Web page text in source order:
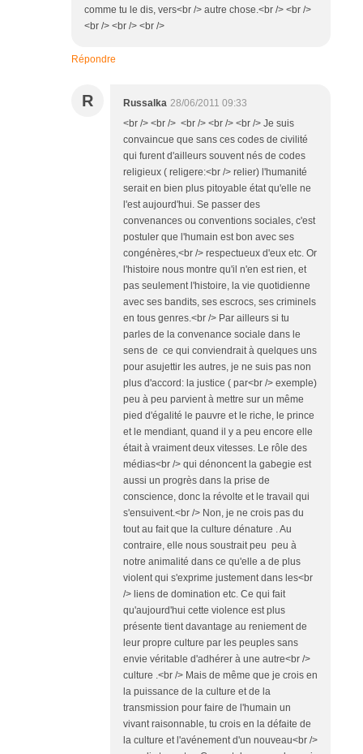
comme tu le dis, vers<br /> autre chose.<br /> <br />
<br /> <br /> <br />
Répondre
R Russalka 28/06/2011 09:33
<br /> <br /> <br /> <br /> <br /> Je suis
convaincue que sans ces codes de civilité
qui furent d'ailleurs souvent nés de codes
religieux ( religere:<br /> relier) l'humanité
serait en bien plus pitoyable état qu'elle ne
l'est aujourd'hui. Se passer des
convenances ou conventions sociales, c'est
postuler que l'humain est bon avec ses
congénères,<br /> respectueux d'eux etc. Or
l'histoire nous montre qu'il n'en est rien, et
pas seulement l'histoire, la vie quotidienne
avec ses bandits, ses escrocs, ses criminels
en tous genres.<br /> Par ailleurs si tu
parles de la convenance sociale dans le
sens de ce qui conviendrait à quelques uns
pour asujettir les autres, je ne suis pas non
plus d'accord: la justice ( par<br /> exemple)
peu à peu parvient à mettre sur un même
pied d'égalité le pauvre et le riche, le prince
et le mendiant, quand il y a peu encore elle
était à vraiment deux vitesses. Le rôle des
médias<br /> qui dénoncent la gabegie est
aussi un progrès dans la prise de
conscience, donc la révolte et le travail qui
s'ensuivent.<br /> Non, je ne crois pas du
tout au fait que la culture dénature . Au
contraire, elle nous soustrait peu peu à
notre animalité dans ce qu'elle a de plus
violent qui s'exprime justement dans les<br
/> liens de domination etc. Ce qui fait
qu'aujourd'hui cette violence est plus
présente tient davantage au reniement de
leur propre culture par les peuples sans
envie véritable d'adhérer à une autre<br />
culture .<br /> Mais de même que je crois en
la puissance de la culture et de la
transmission pour faire de l'humain un
vivant raisonnable, tu crois en la défaite de
la culture et l'avénement d'un nouveau<br />